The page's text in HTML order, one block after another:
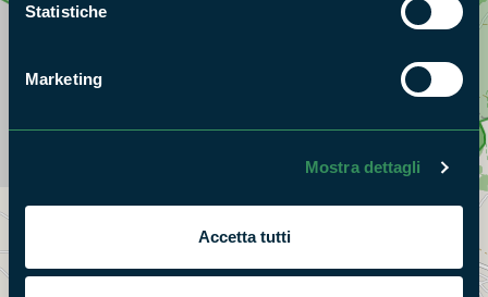
Statistiche
Marketing
Mostra dettagli
Accetta tutti